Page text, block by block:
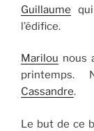
Guillaume
l’édifice.
Marilou nous
printemps.
Cassandre.
Le but de ce